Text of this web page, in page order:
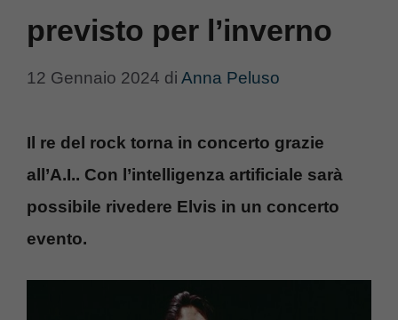
previsto per l’inverno
12 Gennaio 2024 di Anna Peluso
Il re del rock torna in concerto grazie
all’A.I.. Con l’intelligenza artificiale sarà
possibile rivedere Elvis in un concerto
evento.